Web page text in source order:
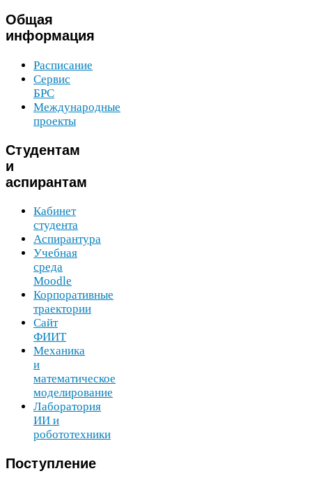
Общая
информация
Расписание
Сервис
БРС
Международные
проекты
Студентам
и
аспирантам
Кабинет
студента
Аспирантура
Учебная
среда
Moodle
Корпоративные
траектории
Сайт
ФИИТ
Механика
и
математическое
моделирование
Лаборатория
ИИ и
робототехники
Поступление